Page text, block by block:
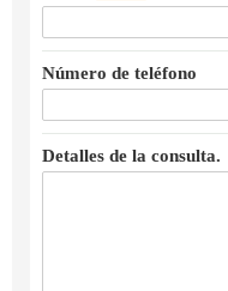
Número de teléfono
Detalles de la consulta.